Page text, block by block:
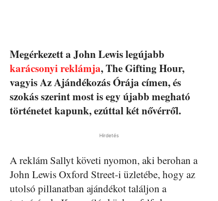
Megérkezett a John Lewis legújabb
karácsonyi reklámja, The Gifting Hour,
vagyis Az Ajándékozás Órája címen, és
szokás szerint most is egy újabb megható
történetet kapunk, ezúttal két nővérről.
Hirdetés
A reklám Sallyt követi nyomon, aki berohan a
John Lewis Oxford Street-i üzletébe, hogy az
utolsó pillanatban ajándékot találjon a